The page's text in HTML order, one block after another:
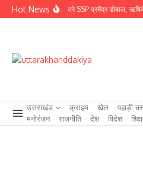
Skip to content
Hot News
ग्राउंड जीरो पर उतरे SSP प्रमेंद्र डोबाल,
उत्तराखंड क्राइम खेल पहाड़ी
मनोरंजन
राजनीति देश विदेश